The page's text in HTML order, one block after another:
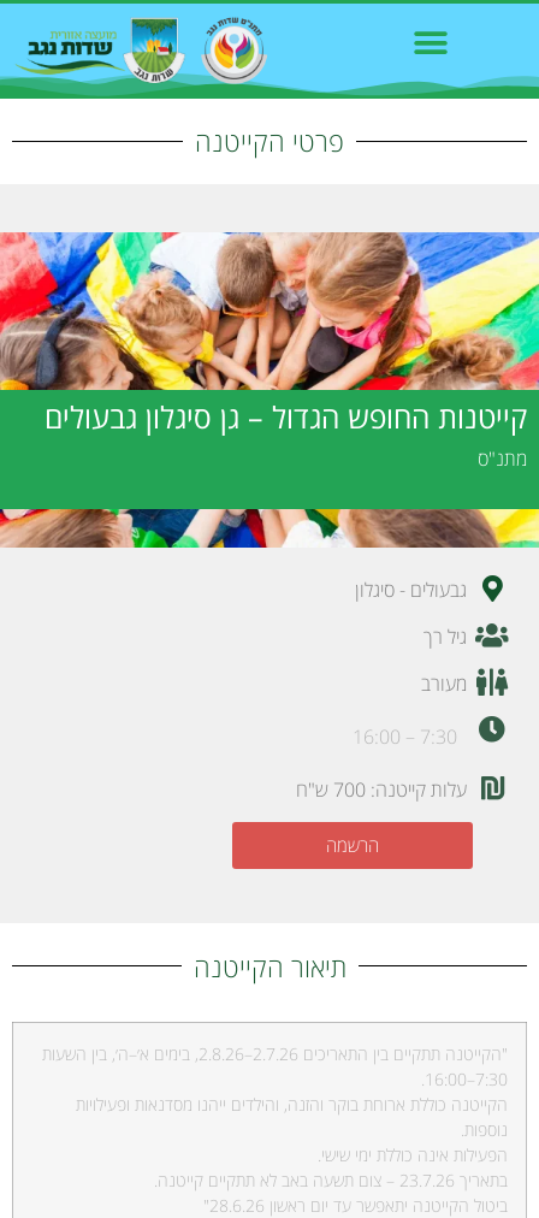
פרטי הקייטנה
קייטנות החופש הגדול – גן סיגלון גבעולים
מתנ"ס
גבעולים - סיגלון
גיל רך
מעורב
7:30 – 16:00
עלות קייטנה: 700 ש"ח
הרשמה
תיאור הקייטנה
"הקייטנה תתקיים בין התאריכים 2.7.26–2.8.26, בימים א׳–ה׳, בין השעות
7:30–16:00.
הקייטנה כוללת ארוחת בוקר והזנה, והילדים ייהנו מסדנאות ופעילויות
נוספות.
הפעילות אינה כוללת ימי שישי.
בתאריך 23.7.26 – צום תשעה באב לא תתקיים קייטנה.
ביטול הקייטנה יתאפשר עד יום ראשון 28.6.26"